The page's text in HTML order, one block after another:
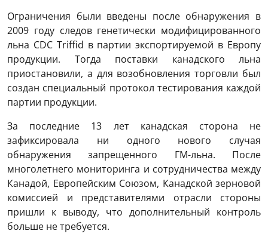
Ограничения были введены после обнаружения в
2009 году следов генетически модифицированного
льна CDC Triffid в партии экспортируемой в Европу
продукции. Тогда поставки канадского льна
приостановили, а для возобновления торговли был
создан специальный протокол тестирования каждой
партии продукции.
За последние 13 лет канадская сторона не
зафиксировала ни одного нового случая
обнаружения запрещенного ГМ-льна. После
многолетнего мониторинга и сотрудничества между
Канадой, Европейским Союзом, Канадской зерновой
комиссией и представителями отрасли стороны
пришли к выводу, что дополнительный контроль
больше не требуется.